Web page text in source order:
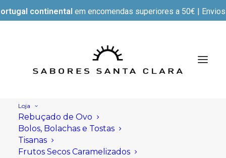
continental em encomendas superiores a 50€ |
Loja
Rebuçado de Ovo
Bolos, Bolachas e Tostas
Tisanas
Frutos Secos Caramelizados